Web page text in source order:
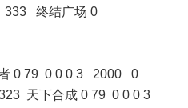
333 终结广场 0
0 79 0 0 0 3 2000 0
天下合成 0 79 0 0 0 3